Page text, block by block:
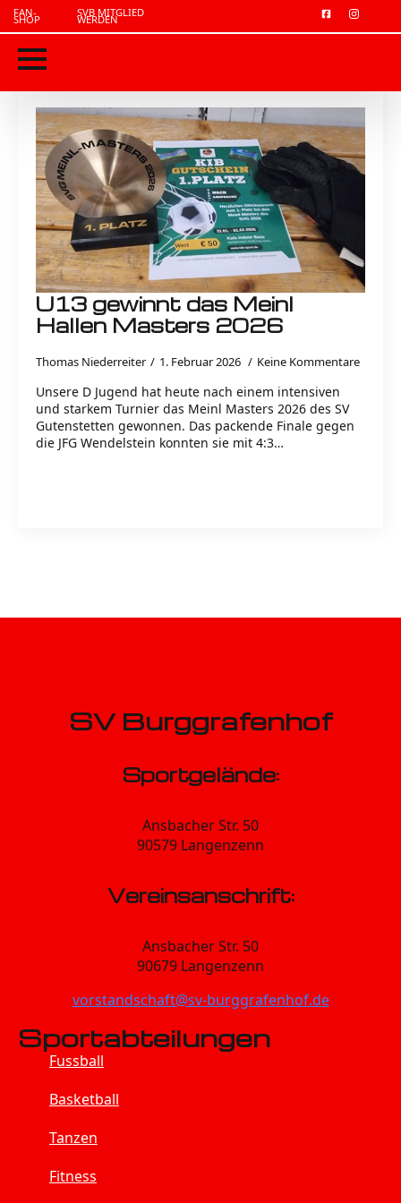
FAN-
SHOP
SVB MITGLIED
WERDEN
U13 gewinnt das Meinl
Hallen Masters 2026
Thomas Niederreiter 1. Februar 2026 Keine Kommentare
Unsere D Jugend hat heute nach einem intensiven
und starkem Turnier das Meinl Masters 2026 des SV
Gutenstetten gewonnen. Das packende Finale gegen
die JFG Wendelstein konnten sie mit 4:3…
SV Burggrafenhof
Sportgelände:
Ansbacher Str. 50
90579 Langenzenn
Vereinsanschrift:
Ansbacher Str. 50
90679 Langenzenn
vorstandschaft@sv-burggrafenhof.de
Sportabteilungen
Fussball
Basketball
Tanzen
Fitness